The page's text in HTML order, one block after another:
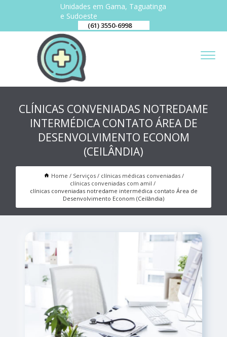
Unidades em Gama, Taguatinga
e Sudoeste
(61) 3550-6998
CLÍNICAS CONVENIADAS NOTREDAME
INTERMÉDICA CONTATO ÁREA DE
DESENVOLVIMENTO ECONOM
(CEILÂNDIA)
Home Serviços
clínicas médicas conveniadas
clínicas conveniadas com amil
clínicas conveniadas notredame intermédica contato Área de
Desenvolvimento Econom (Ceilândia)